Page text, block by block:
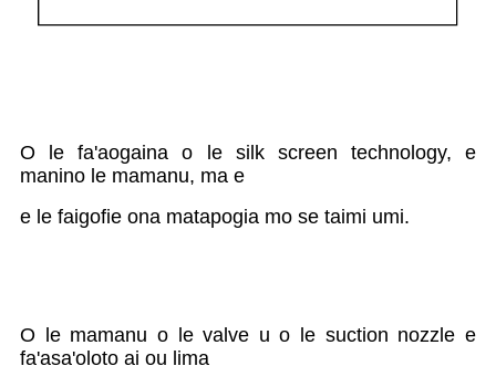
O le fa'aogaina o le silk screen technology, e
manino le mamanu, ma e
e le faigofie ona matapogia mo se taimi umi.
O le mamanu o le valve u o le suction nozzle e
fa'asa'oloto ai ou lima